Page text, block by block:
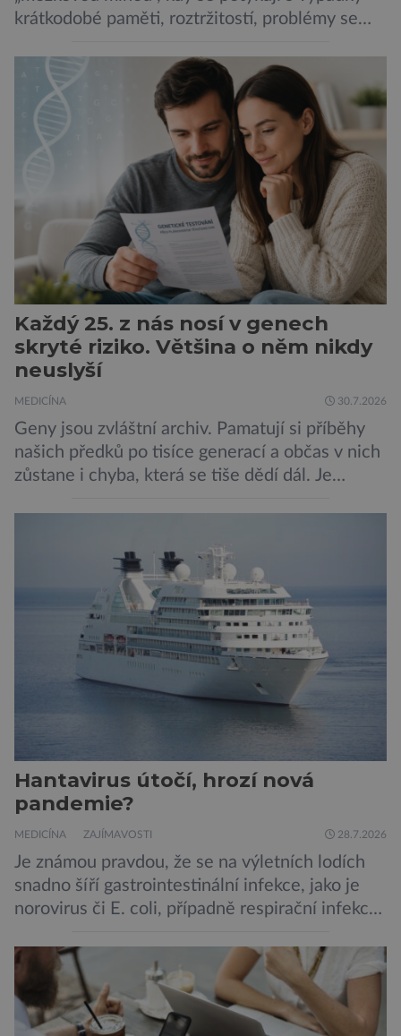
krátkodobé paměti, roztržitostí, problémy se
obtíže byly dlouhou dobu připisovány
nedostatku spánku a stresu při péči o
novorozence. Nyní se však ukazuje, že za tím
stojí změny v mozku vyvolané těhotenstvím!
Poporodní mozková mlha, v angličtině […]
Každý 25. z nás nosí v genech
skryté riziko. Většina o něm nikdy
neuslyší
MEDICÍNA 30.7.2026
Geny jsou zvláštní archiv. Pamatují si příběhy
našich předků po tisíce generací a občas v nich
zůstane i chyba, která se tiše dědí dál. Je
jednou rozhodnout o zdraví jeho dítěte. Právě
to je případ řady dědičných onemocnění,
například cystické fibrózy, […]
Hantavirus útočí, hrozí nová
pandemie?
MEDICÍNA ZAJÍMAVOSTI 28.7.2026
Je známou pravdou, že se na výletních lodích
snadno šíří gastrointestinální infekce, jako je
norovirus či E. coli, případně respirační infekce,
Ovšem slyšet o prvním ohnisku hantaviru na
výletní lodi bylo znepokojivé i pro odborníky.
Zdá se, že nebezpečí bylo prozatím zažehnáno.
Máme se bát nové pandemie? Hantavirus […]